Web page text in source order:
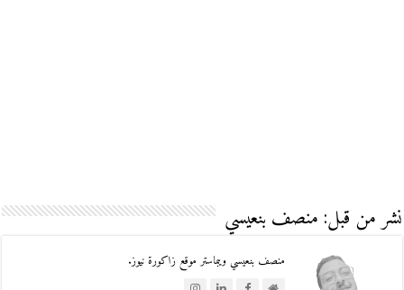
نشر من قبل: منصف بنعيسي
منصف بنعيسي ويبماستر موقع زاكورة نيوز.